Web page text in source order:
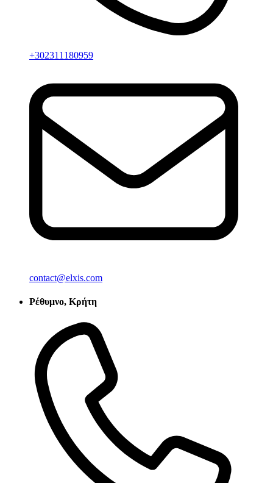
+302311180959
contact@elxis.com
Ρέθυμνο, Κρήτη